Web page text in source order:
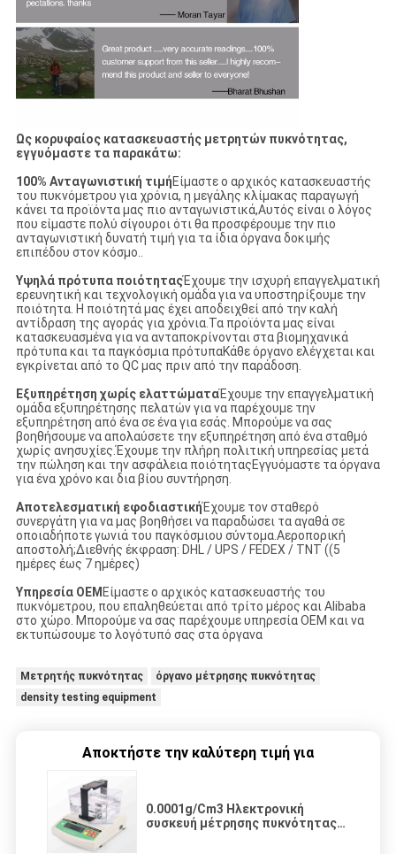
Ως κορυφαίος κατασκευαστής μετρητών πυκνότητας,
εγγυόμαστε τα παρακάτω:
100% Ανταγωνιστική τιμήΕίμαστε ο αρχικός κατασκευαστής
του πυκνόμετρου για χρόνια, η μεγάλης κλίμακας παραγωγή
κάνει τα προϊόντα μας πιο ανταγωνιστικά,Αυτός είναι ο λόγος
που είμαστε πολύ σίγουροι ότι θα προσφέρουμε την πιο
ανταγωνιστική δυνατή τιμή για τα ίδια όργανα δοκιμής
επιπέδου στον κόσμο..
Υψηλά πρότυπα ποιότηταςΈχουμε την ισχυρή επαγγελματική
ερευνητική και τεχνολογική ομάδα για να υποστηρίξουμε την
ποιότητα. Η ποιότητά μας έχει αποδειχθεί από την καλή
αντίδραση της αγοράς για χρόνια.Τα προϊόντα μας είναι
κατασκευασμένα για να ανταποκρίνονται στα βιομηχανικά
πρότυπα και τα παγκόσμια πρότυπαΚάθε όργανο ελέγχεται και
εγκρίνεται από το QC μας πριν από την παράδοση.
Εξυπηρέτηση χωρίς ελαττώματαΈχουμε την επαγγελματική
ομάδα εξυπηρέτησης πελατών για να παρέχουμε την
εξυπηρέτηση από ένα σε ένα για εσάς. Μπορούμε να σας
βοηθήσουμε να απολαύσετε την εξυπηρέτηση από ένα σταθμό
χωρίς ανησυχίες.Έχουμε την πλήρη πολιτική υπηρεσίας μετά
την πώληση και την ασφάλεια ποιότηταςΕγγυόμαστε τα όργανα
για ένα χρόνο και δια βίου συντήρηση.
Αποτελεσματική εφοδιαστικήΈχουμε τον σταθερό
συνεργάτη για να μας βοηθήσει να παραδώσει τα αγαθά σε
οποιαδήποτε γωνιά του παγκόσμιου σύντομα.Αεροπορική
αποστολή;Διεθνής έκφραση: DHL / UPS / FEDEX / TNT ((5
ημέρες έως 7 ημέρες)
Υπηρεσία OEM Είμαστε ο αρχικός κατασκευαστής του
πυκνόμετρου, που επαληθεύεται από τρίτο μέρος και Alibaba
στο χώρο. Μπορούμε να σας παρέχουμε υπηρεσία OEM και να
εκτυπώσουμε το λογότυπό σας στα όργανα
Μετρητής πυκνότητας
όργανο μέτρησης πυκνότητας
density testing equipment
Αποκτήστε την καλύτερη τιμή για
0.0001g/Cm3 Ηλεκτρονική
συσκευή μέτρησης πυκνότητας